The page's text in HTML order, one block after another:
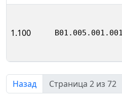
1.100 B01.005.001.001
Назад Страница 2 из 72